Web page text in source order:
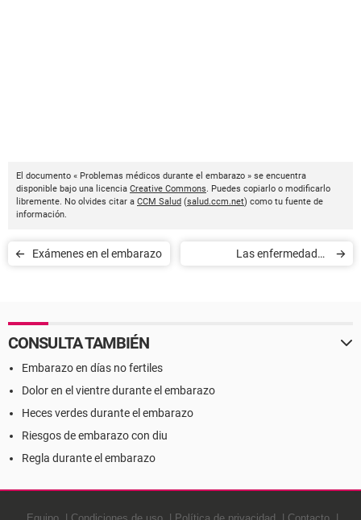
El documento « Problemas médicos durante el embarazo » se encuentra
disponible bajo una licencia Creative Commons. Puedes copiarlo o modificarlo
libremente. No olvides citar a CCM Salud (salud.ccm.net) como tu fuente de
información.
Exámenes en el embarazo
Las enfermedades
CONSULTA TAMBIÉN
Embarazo en días no fertiles
Dolor en el vientre durante el embarazo
Heces verdes durante el embarazo
Riesgos de embarazo con diu
Regla durante el embarazo